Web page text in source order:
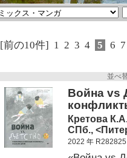
[前の10件] 1 2 3 4 5 6 7
並べ
Война vs
Кретова
СПб.,
2022 年 R282825